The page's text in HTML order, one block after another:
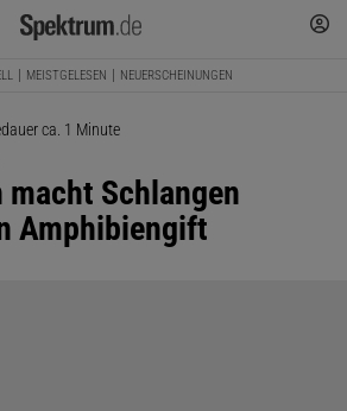
MEISTGELESEN NEUERSCHEINUNGEN
ca. 1 Minute
Schlangen
Amphibiengift